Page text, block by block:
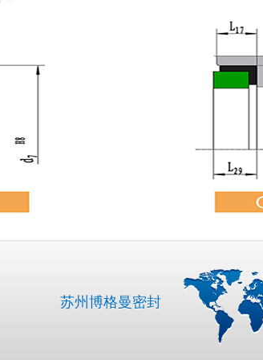
苏州博格曼密封